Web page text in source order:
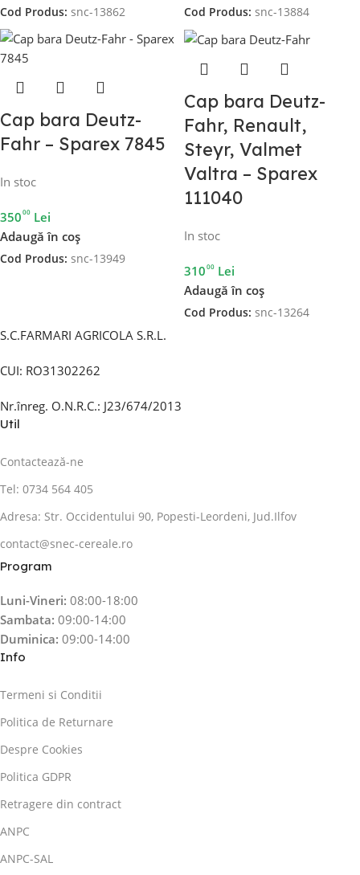
Cod Produs: snc-13862 Cod Produs: snc-13884
Cap bara Deutz-
Fahr – Sparex 7845
In stoc
35000 Lei
Adaugă în coș
Cod Produs: snc-13949
Cap bara Deutz-
Fahr, Renault,
Steyr, Valmet
Valtra – Sparex
111040
In stoc
31000 Lei
Adaugă în coș
Cod Produs: snc-13264
S.C.FARMARI AGRICOLA S.R.L.
CUI: RO31302262
Nr.înreg. O.N.R.C.: J23/674/2013
Util
Contactează-ne
Tel: 0734 564 405
Adresa: Str. Occidentului 90, Popesti-Leordeni, Jud.Ilfov
contact@snec-cereale.ro
Program
Luni-Vineri: 08:00-18:00
Sambata: 09:00-14:00
Duminica: 09:00-14:00
Info
Termeni si Conditii
Politica de Returnare
Despre Cookies
Politica GDPR
Retragere din contract
ANPC
ANPC-SAL